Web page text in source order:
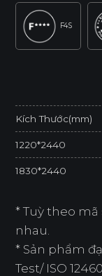
F4S
Kích Thước(mm)
1220*2440
1830*2440
* Tuỳ theo
nhau.
* Sản phẩm
Test/ ISO